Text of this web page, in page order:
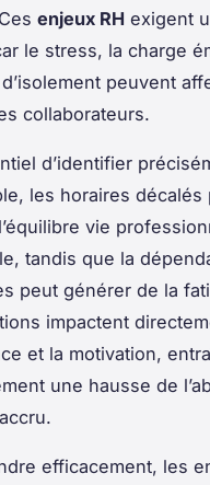
enjeux RH exigent
le stress, la charge
peuvent
collaborateurs.
d’identifier
les horaires décalés
vie
tandis que la
peut générer de la
impactent
et la motivation,
une hausse de
efficacement, les